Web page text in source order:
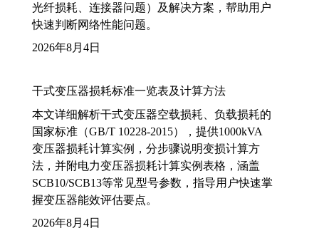
光纤损耗、连接器问题）及解决方案，帮助用户
快速判断网络性能问题。
2026年8月4日
干式变压器损耗标准一览表及计算方法
本文详细解析干式变压器空载损耗、负载损耗的
国家标准（GB/T 10228-2015），提供1000kVA
变压器损耗计算实例，分步骤说明变损计算方
法，并附电力变压器损耗计算实例表格，涵盖
SCB10/SCB13等常见型号参数，指导用户快速掌
握变压器能效评估要点。
2026年8月4日